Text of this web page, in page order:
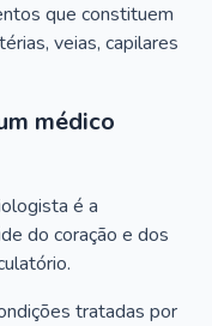
que constituem
veias, capilares
médico
é a
do coração e dos
tratadas por